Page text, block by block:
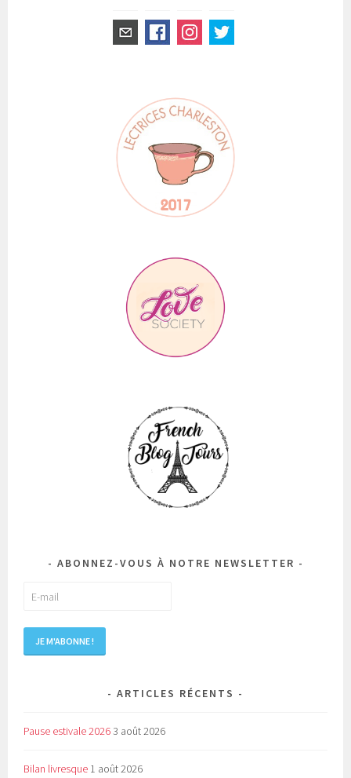
ABONNEZ-VOUS À NOTRE NEWSLETTER
ARTICLES RÉCENTS
Pause estivale 20263 août 2026
Bilan livresque 1 août 2026